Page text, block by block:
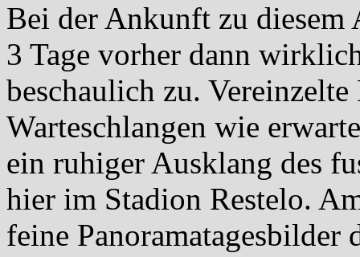
Bei der Ankunft zu diesem
3 Tage vorher dann
beschaulich zu.
Warteschlangen wie
ein ruhiger Ausklang des
hier im Stadion Restelo.
feine Panoramatagesbilder